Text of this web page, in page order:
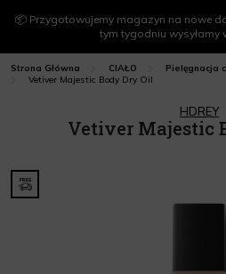
📦 Przygotowujemy magazyn na nowe
tym tygodniu wysyłamy
Strona Główna CIAŁO Pielęgnacja
Vetiver Majestic Body Dry Oil
HDREY
Vetiver Majestic